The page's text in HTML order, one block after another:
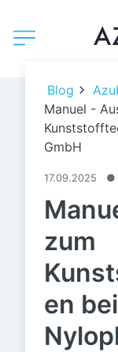
Blog
Manuel -
GmbH
17.09.2025 ●
zum
en